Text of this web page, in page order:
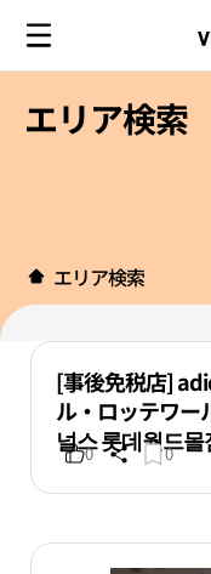
エリア検索
エリア検索
[事後免税店]
ル・ロッテワー
널스 롯데월드몰
0 0